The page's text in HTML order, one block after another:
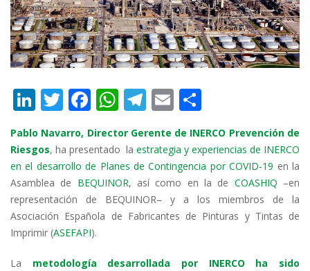
Li
k
e
dI
n
T
itt
er
F
ac
e
b
o
o
k
W
at
s
A
p
T
e
gr
a
m
E
m
ai
l
m
p
ar
ti
Pablo Navarro, Director Gerente de INERCO Prevención de
Riesgos, ha presentado la estrategia y experiencias de INERCO
en el desarrollo de Planes de Contingencia por COVID-19 en la
Asamblea de BEQUINOR, así como en la de COASHIQ –en
representación de BEQUINOR– y a los miembros de la
Asociación Española de Fabricantes de Pinturas y Tintas de
Imprimir (ASEFAPI).
La metodología desarrollada por INERCO ha sido